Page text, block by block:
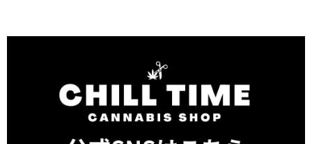
2024/11/05 （K様）
上の商品でした。 また購入したいと思いま
す。
商品ページへ移動